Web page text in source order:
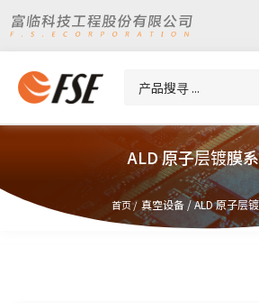
ALD 原子层镀膜
首页 / 真空设备 /ALD 原子层